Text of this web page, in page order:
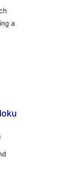
a
Bewertungen
)